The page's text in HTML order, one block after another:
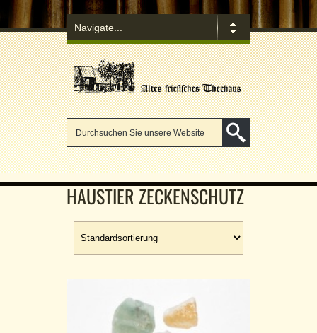
HAUSTIER ZECKENSCHUTZ